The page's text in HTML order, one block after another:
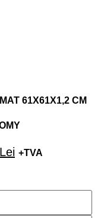
61X61X1,2 CM
Lei +TVA